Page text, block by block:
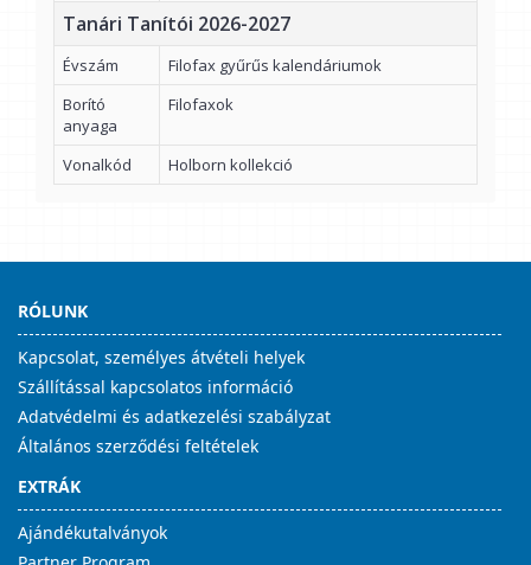
Tanári Tanítói 2026-2027
Évszám
Filofax gyűrűs kalendáriumok
Borító
anyaga
Filofaxok
Vonalkód Holborn kollekció
RÓLUNK
Kapcsolat, személyes átvételi helyek
Szállítással kapcsolatos információ
Adatvédelmi és adatkezelési szabályzat
Általános szerződési feltételek
EXTRÁK
Ajándékutalványok